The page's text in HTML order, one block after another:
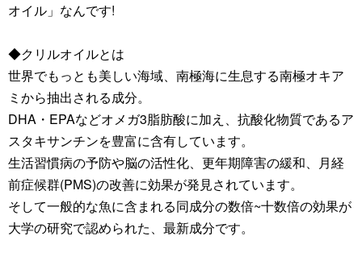
オイル」なんです!
◆クリルオイルとは
世界でもっとも美しい海域、南極海に生息する南極オキア
ミから抽出される成分。
DHA・EPAなどオメガ3脂肪酸に加え、抗酸化物質であるア
スタキサンチンを豊富に含有しています。
生活習慣病の予防や脳の活性化、更年期障害の緩和、月経
前症候群(PMS)の改善に効果が発見されています。
そして一般的な魚に含まれる同成分の数倍~十数倍の効果が
大学の研究で認められた、最新成分です。